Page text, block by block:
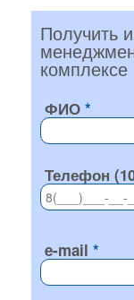
Получить
комплексе
ФИО
Телефон
e-mail